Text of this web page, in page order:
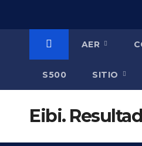
AER
S500 SITIO
Eibi.